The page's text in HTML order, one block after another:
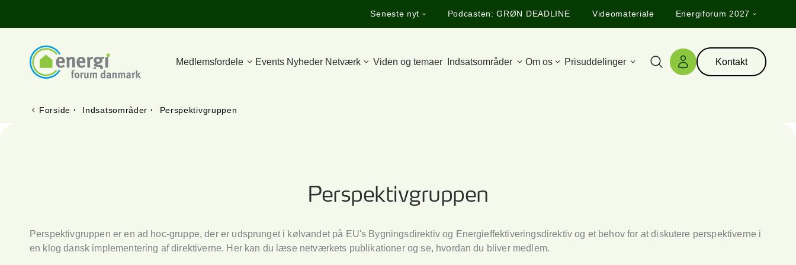
Seneste nyt Podcasten: GRØN DEADLINE Videomateriale Energiforum 2027
Medlemsfordele Events Nyheder Netværk Viden og temaer Indsatsområder Om os Prisuddelinger
Søg Log ind
Kontakt
Forside · Indsatsområder · Perspektivgruppen
Perspektivgruppen
Perspektivgruppen er en ad hoc-gruppe, der er udsprunget i kølvandet på EU's Bygningsdirektiv og Energieffektiveringsdirektiv og et behov for at diskutere perspektiverne i
en klog dansk implementering af direktiverne. Her kan du læse netværkets publikationer og se, hvordan du bliver medlem.